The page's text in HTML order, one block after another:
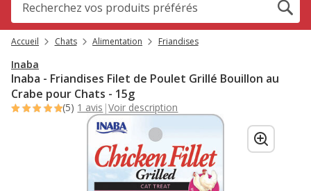
Accueil Chats Alimentation Friandises
Inaba
Inaba - Friandises Filet de Poulet Grillé Bouillon au
Crabe pour Chats - 15g
(5) 1 avis |Voir description